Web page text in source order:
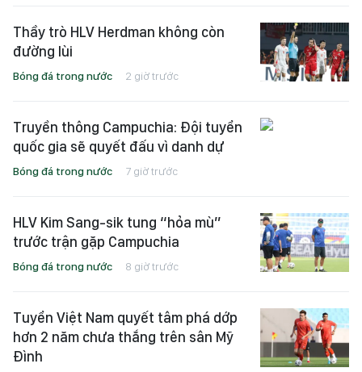
Thầy trò HLV Herdman không còn
đường lùi
Bóng đá trong nước 2 giờ trước
Truyền thông Campuchia: Đội tuyển
quốc gia sẽ quyết đấu vì danh dự
Bóng đá trong nước 7 giờ trước
HLV Kim Sang-sik tung “hỏa mù”
trước trận gặp Campuchia
Bóng đá trong nước 8 giờ trước
Tuyển Việt Nam quyết tâm phá dớp
hơn 2 năm chưa thắng trên sân Mỹ
Đình